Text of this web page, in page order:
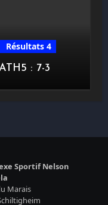
Résultats 4
: 7-3
Sportif Nelson
Marais